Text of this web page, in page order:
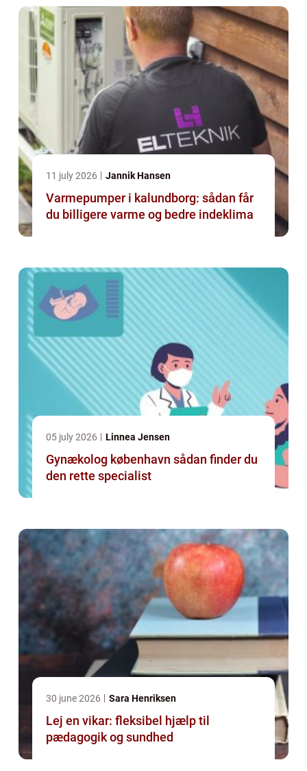
11 july 2026 Jannik Hansen
Varmepumper i kalundborg: sådan får
du billigere varme og bedre indeklima
05 july 2026 Linnea Jensen
Gynækolog københavn sådan finder du
den rette specialist
30 june 2026 Sara Henriksen
Lej en vikar: fleksibel hjælp til
pædagogik og sundhed